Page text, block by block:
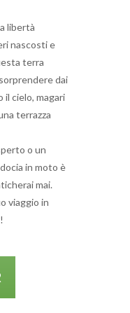
libertà
nascosti e
terra
dai
cielo, magari
terrazza
o un
in moto è
mai.
viaggio in